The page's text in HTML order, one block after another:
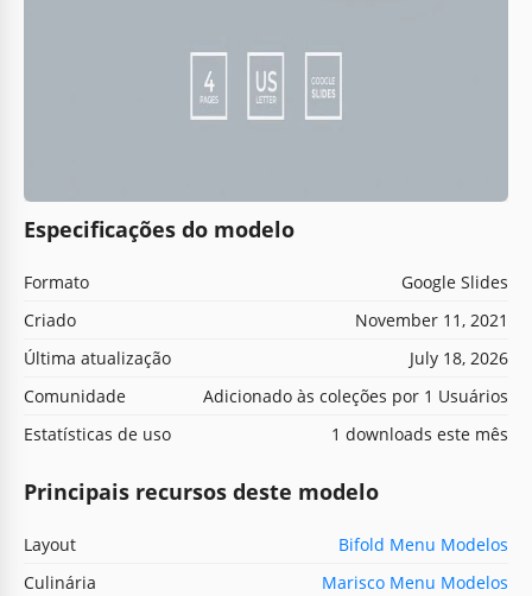
Especificações do modelo
Formato
Google Slides
Criado
November 11, 2021
Última atualização
July 18, 2026
Comunidade
Adicionado às coleções por 1 Usuários
Estatísticas de uso
1 downloads este mês
Principais recursos deste modelo
Layout
Bifold Menu Modelos
Culinária
Marisco Menu Modelos